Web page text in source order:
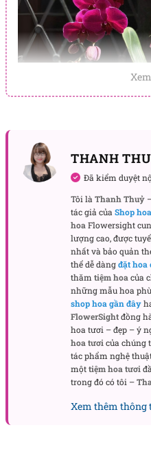
Chi tiết salis được thêm
tinh tế, kết hợp cùng vải
nên sự hài hòa về màu
nhỏ xinh giúp chậu hoa
dùng làm quà chúc
Toàn bộ được đặt trong
ràng, vừa vặn cho
đến góc phòng khách.
Ý nghĩa tinh thần ẩn sau
Chậu hoa không chỉ đẹp
trong mình những thông
THANH
Đã kiểm duyệt
Tôi là Thanh Thuỷ
tác giả của Shop
hoa Flowersight
lượng cao, được
nhất và bảo quản
thể dễ dàngđặt hoa
thăm tiệm hoa của
những mẫu hoa
shop hoa gần đây
FlowerSightđồng
hoa tươi – đẹp – ý
hoa tươi của chúng
tác phẩm nghệ
mộttiệm hoa tươi
trong đó có tôi –
Xem thêm thông